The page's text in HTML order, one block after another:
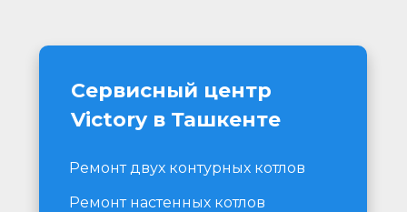
Сервисный центр
Victory в Ташкенте
Ремонт двух контурных котлов
Ремонт настенных котлов